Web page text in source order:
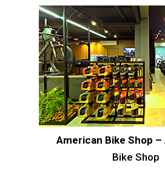
American Bike Shop –
Bike Shop